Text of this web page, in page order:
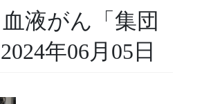
液がん「集団
年06月05日